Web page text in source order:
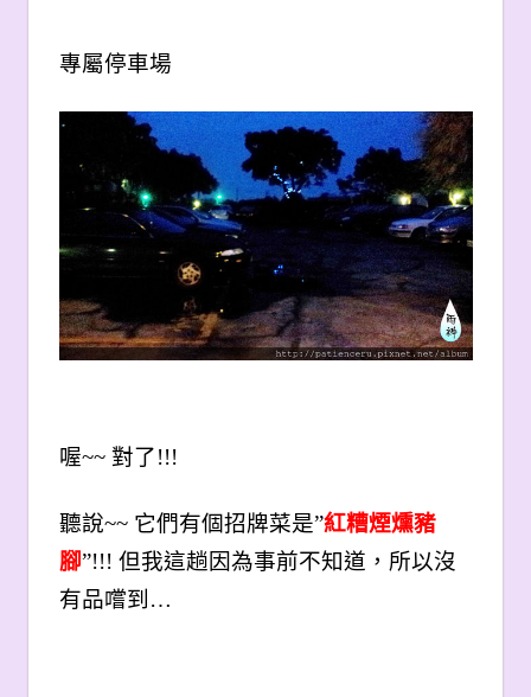
專屬停車場
喔~~ 對了!!!
聽說~~ 它們有個招牌菜是”紅糟煙燻豬
腳”!!! 但我這趟因為事前不知道，所以沒
有品嚐到…